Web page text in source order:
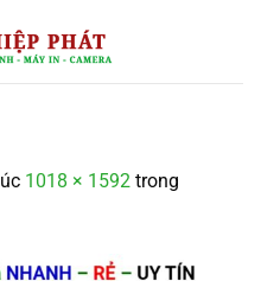
lúc 1018 × 1592 trong